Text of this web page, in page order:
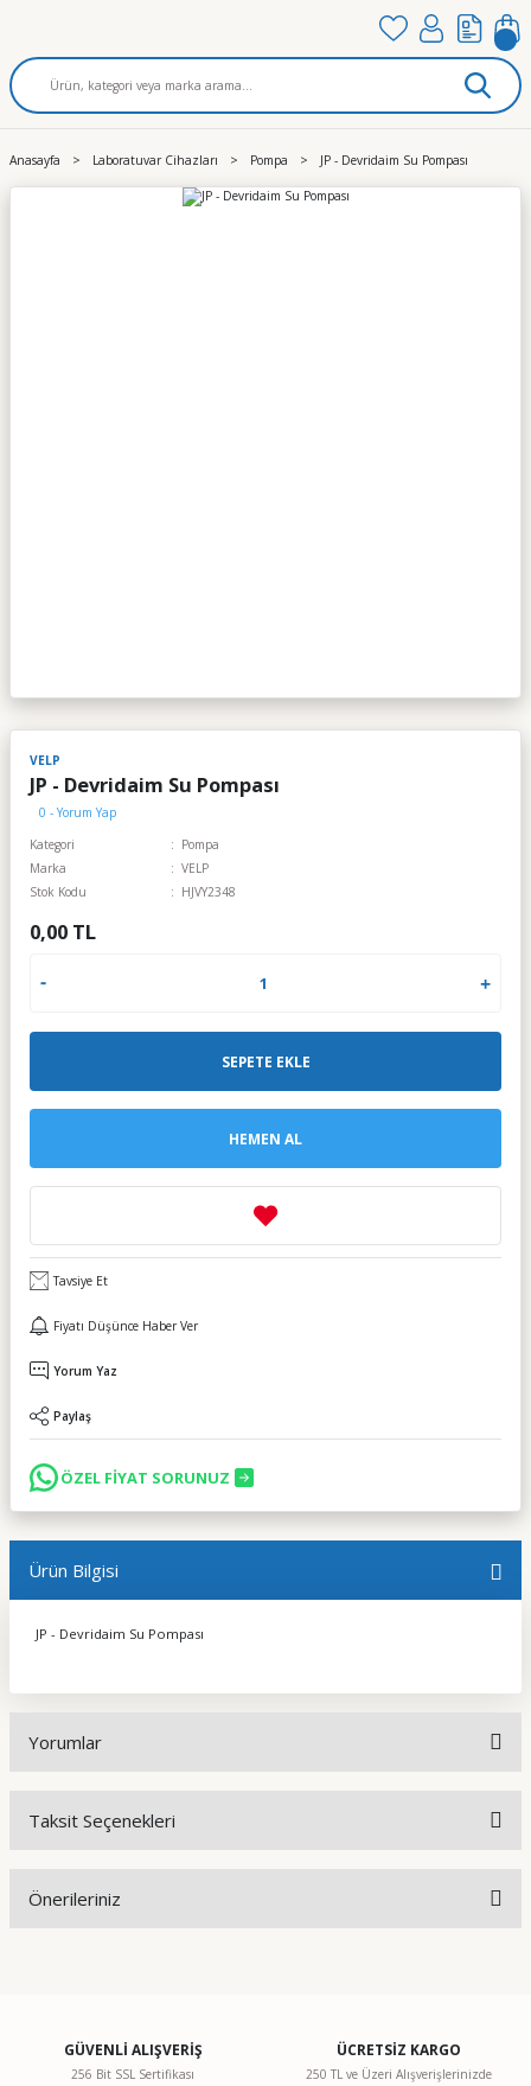
Anasayfa Laboratuvar Cihazları Pompa JP - Devridaim Su Pompası
VELP
JP - Devridaim Su Pompası
0 - Yorum Yap
Kategori
Pompa
Marka
VELP
Stok Kodu
HJVY2348
0,00 TL
SEPETE EKLE
HEMEN AL
Tavsiye Et
Fiyatı Düşünce Haber Ver
Yorum Yaz
Paylaş
ÖZEL FİYAT SORUNUZ
Ürün Bilgisi
JP - Devridaim Su Pompası
Yorumlar
Taksit Seçenekleri
Önerileriniz
Görüş ve önerileriniz için teşekkür ederiz.
GÜVENLİ ALIŞVERİŞ
256 Bit SSL Sertifikası
ÜCRETSİZ KARGO
250 TL ve Üzeri Alışverişlerinizde